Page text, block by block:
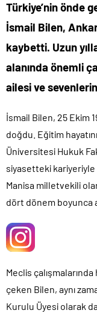
Türkiye’nin önde
İsmail Bilen,
kaybetti. Uzun
alanında önemli
ailesi ve
İsmail Bilen, 25 Ekim
doğdu. Eğitim
Üniversitesi Hukuk
siyasetteki kariyeriyle
Manisa milletvekili
dört dönem boyunca
Meclis
çeken Bilen, aynı
Kurulu Üyesi olarak